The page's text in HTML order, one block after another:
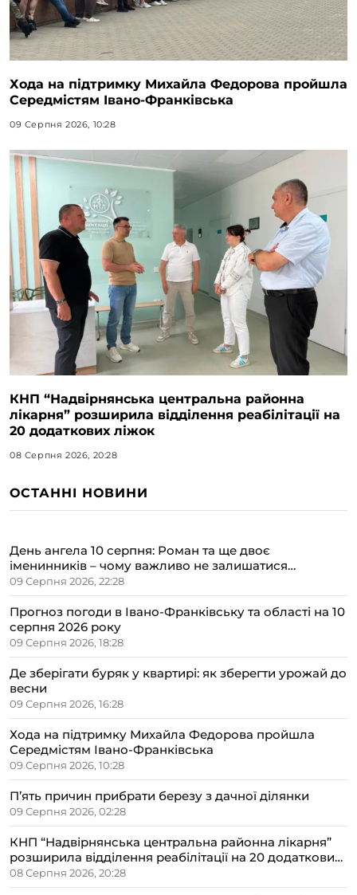
Хода на підтримку Михайла Федорова пройшла
Середмістям Івано-Франківська
09 Серпня 2026, 10:28
КНП “Надвірнянська центральна районна
лікарня” розширила відділення реабілітації на
20 додаткових ліжок
08 Серпня 2026, 20:28
ОСТАННІ НОВИНИ
День ангела 10 серпня: Роман та ще двоє
іменинників – чому важливо не залишатися
байдужими до чужих проблем
09 Серпня 2026, 22:28
Прогноз погоди в Івано-Франківську та області на 10
серпня 2026 року
09 Серпня 2026, 18:28
Де зберігати буряк у квартирі: як зберегти урожай до
весни
09 Серпня 2026, 16:28
Хода на підтримку Михайла Федорова пройшла
Середмістям Івано-Франківська
09 Серпня 2026, 10:28
П’ять причин прибрати березу з дачної ділянки
09 Серпня 2026, 02:28
КНП “Надвірнянська центральна районна лікарня”
розширила відділення реабілітації на 20 додаткових
ліжок
08 Серпня 2026, 20:28